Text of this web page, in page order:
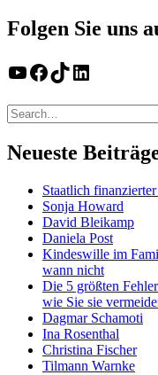
Folgen Sie uns
YouTube
Facebook
TikTokLinkedIn
Neueste
Staatlich
Sonja Howard
David Bleikamp
Daniela Post
Kindeswille im
wann nicht
Die 5 größten
wie Sie sie
Dagmar Schamoti
Ina Rosenthal
Christina Fischer
Tilmann Warnke